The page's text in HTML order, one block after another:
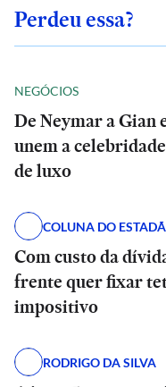
Perdeu essa?
NEGÓCIOS
De Neymar a Gian
unem a
de luxo
COLUNA DO
Com custo da
frente quer fixar
impositivo
RODRIGO DA SILVA